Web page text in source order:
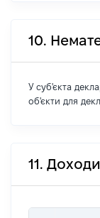
10.
У суб'єкта
об'єкти для
11.